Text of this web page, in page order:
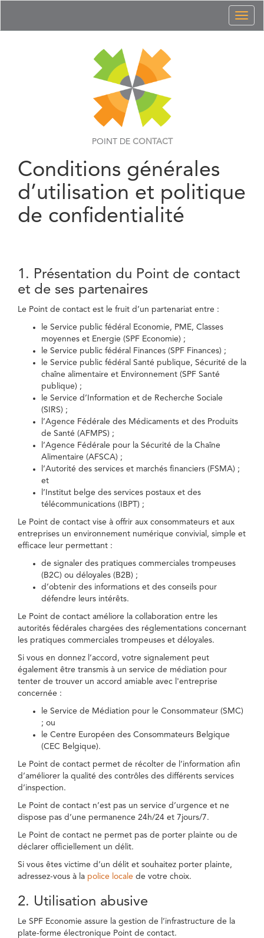
POINT DE CONTACT
Conditions générales
d’utilisation et politique
de confidentialité
1. Présentation du Point de contact
et de ses partenaires
Le Point de contact est le fruit d’un partenariat entre :
le Service public fédéral Economie, PME, Classes
moyennes et Energie (SPF Economie) ;
le Service public fédéral Finances (SPF Finances) ;
le Service public fédéral Santé publique, Sécurité de la
chaîne alimentaire et Environnement (SPF Santé
publique) ;
le Service d’Information et de Recherche Sociale
(SIRS) ;
l’Agence Fédérale des Médicaments et des Produits
de Santé (AFMPS) ;
l’Agence Fédérale pour la Sécurité de la Chaîne
Alimentaire (AFSCA) ;
l’Autorité des services et marchés financiers (FSMA) ;
et
l’Institut belge des services postaux et des
télécommunications (IBPT) ;
Le Point de contact vise à offrir aux consommateurs et aux
entreprises un environnement numérique convivial, simple et
efficace leur permettant :
de signaler des pratiques commerciales trompeuses
(B2C) ou déloyales (B2B) ;
d’obtenir des informations et des conseils pour
défendre leurs intérêts.
Le Point de contact améliore la collaboration entre les
autorités fédérales chargées des réglementations concernant
les pratiques commerciales trompeuses et déloyales.
Si vous en donnez l’accord, votre signalement peut
également être transmis à un service de médiation pour
tenter de trouver un accord amiable avec l'entreprise
concernée :
le Service de Médiation pour le Consommateur (SMC)
; ou
le Centre Européen des Consommateurs Belgique
(CEC Belgique).
Le Point de contact permet de récolter de l’information afin
d’améliorer la qualité des contrôles des différents services
d’inspection.
Le Point de contact n’est pas un service d’urgence et ne
dispose pas d’une permanence 24h/24 et 7jours/7.
Le Point de contact ne permet pas de porter plainte ou de
déclarer officiellement un délit.
Si vous êtes victime d’un délit et souhaitez porter plainte,
adressez-vous à la police locale de votre choix.
2. Utilisation abusive
Le SPF Economie assure la gestion de l’infrastructure de la
plate-forme électronique Point de contact.